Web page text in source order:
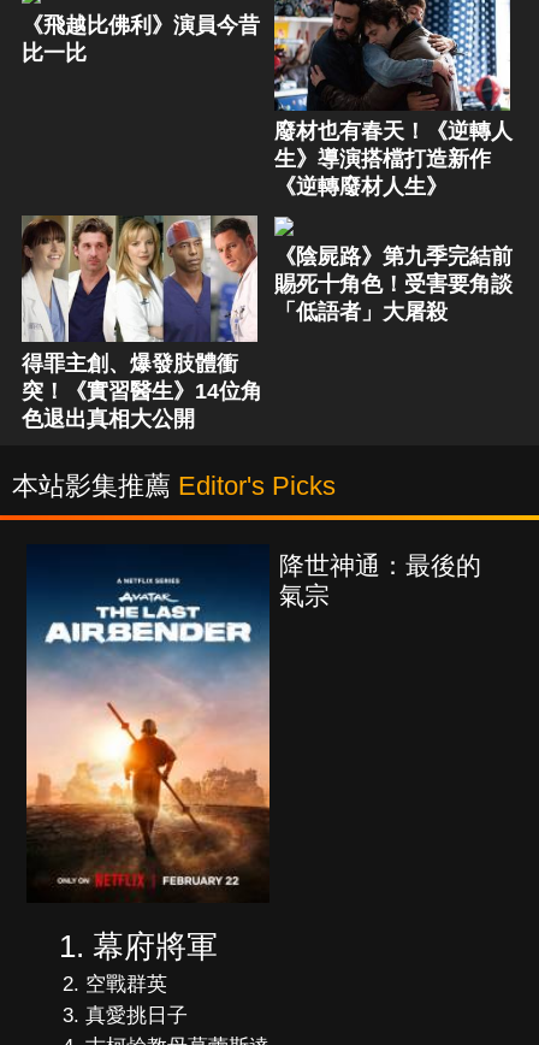
《飛越比佛利》演員今昔
比一比
廢材也有春天！《逆轉人
生》導演搭檔打造新作
《逆轉廢材人生》
得罪主創、爆發肢體衝
突！《實習醫生》14位角
色退出真相大公開
《陰屍路》第九季完結前
賜死十角色！受害要角談
「低語者」大屠殺
本站影集推薦 Editor's Picks
降世神通：最後的
氣宗
幕府將軍
空戰群英
真愛挑日子